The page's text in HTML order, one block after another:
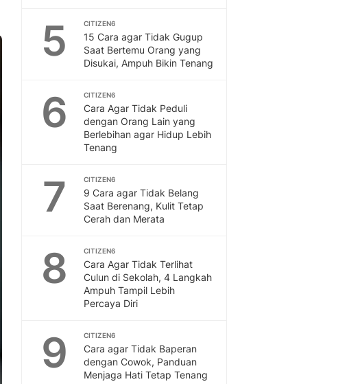
5 CITIZEN6
15 Cara agar Tidak Gugup
Saat Bertemu Orang yang
Disukai, Ampuh Bikin Tenang
6 CITIZEN6
Cara Agar Tidak Peduli
dengan Orang Lain yang
Berlebihan agar Hidup Lebih
Tenang
7 CITIZEN6
9 Cara agar Tidak Belang
Saat Berenang, Kulit Tetap
Cerah dan Merata
8 CITIZEN6
Cara Agar Tidak Terlihat
Culun di Sekolah, 4 Langkah
Ampuh Tampil Lebih
Percaya Diri
9 CITIZEN6
Cara agar Tidak Baperan
dengan Cowok, Panduan
Menjaga Hati Tetap Tenang